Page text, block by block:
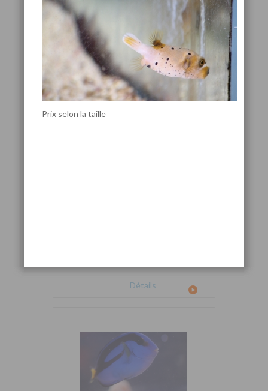
Canthigaster valentini
Détails
Prix selon la taille